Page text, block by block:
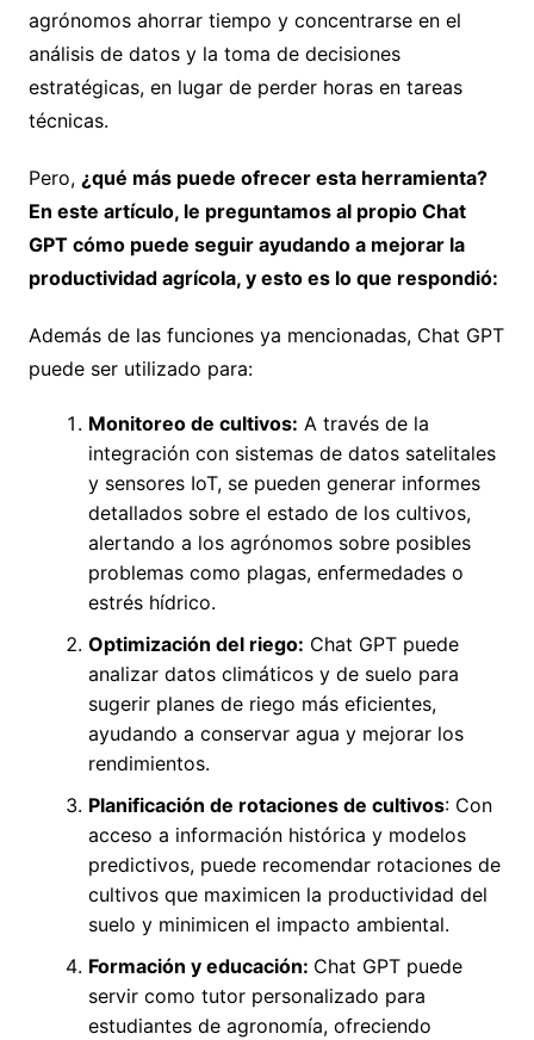
agrónomos ahorrar tiempo y concentrarse en el
análisis de datos y la toma de decisiones
estratégicas, en lugar de perder horas en tareas
técnicas.
Pero, ¿qué más puede ofrecer esta herramienta?
En este artículo, le preguntamos al propio Chat
GPT cómo puede seguir ayudando a mejorar la
productividad agrícola, y esto es lo que respondió:
Además de las funciones ya mencionadas, Chat GPT
puede ser utilizado para:
Monitoreo de cultivos: A través de la
integración con sistemas de datos satelitales
y sensores IoT, se pueden generar informes
detallados sobre el estado de los cultivos,
alertando a los agrónomos sobre posibles
problemas como plagas, enfermedades o
estrés hídrico.
Optimización del riego: Chat GPT puede
analizar datos climáticos y de suelo para
sugerir planes de riego más eficientes,
ayudando a conservar agua y mejorar los
rendimientos.
Planificación de rotaciones de cultivos: Con
acceso a información histórica y modelos
predictivos, puede recomendar rotaciones de
cultivos que maximicen la productividad del
suelo y minimicen el impacto ambiental.
Formación y educación: Chat GPT puede
servir como tutor personalizado para
estudiantes de agronomía, ofreciendo